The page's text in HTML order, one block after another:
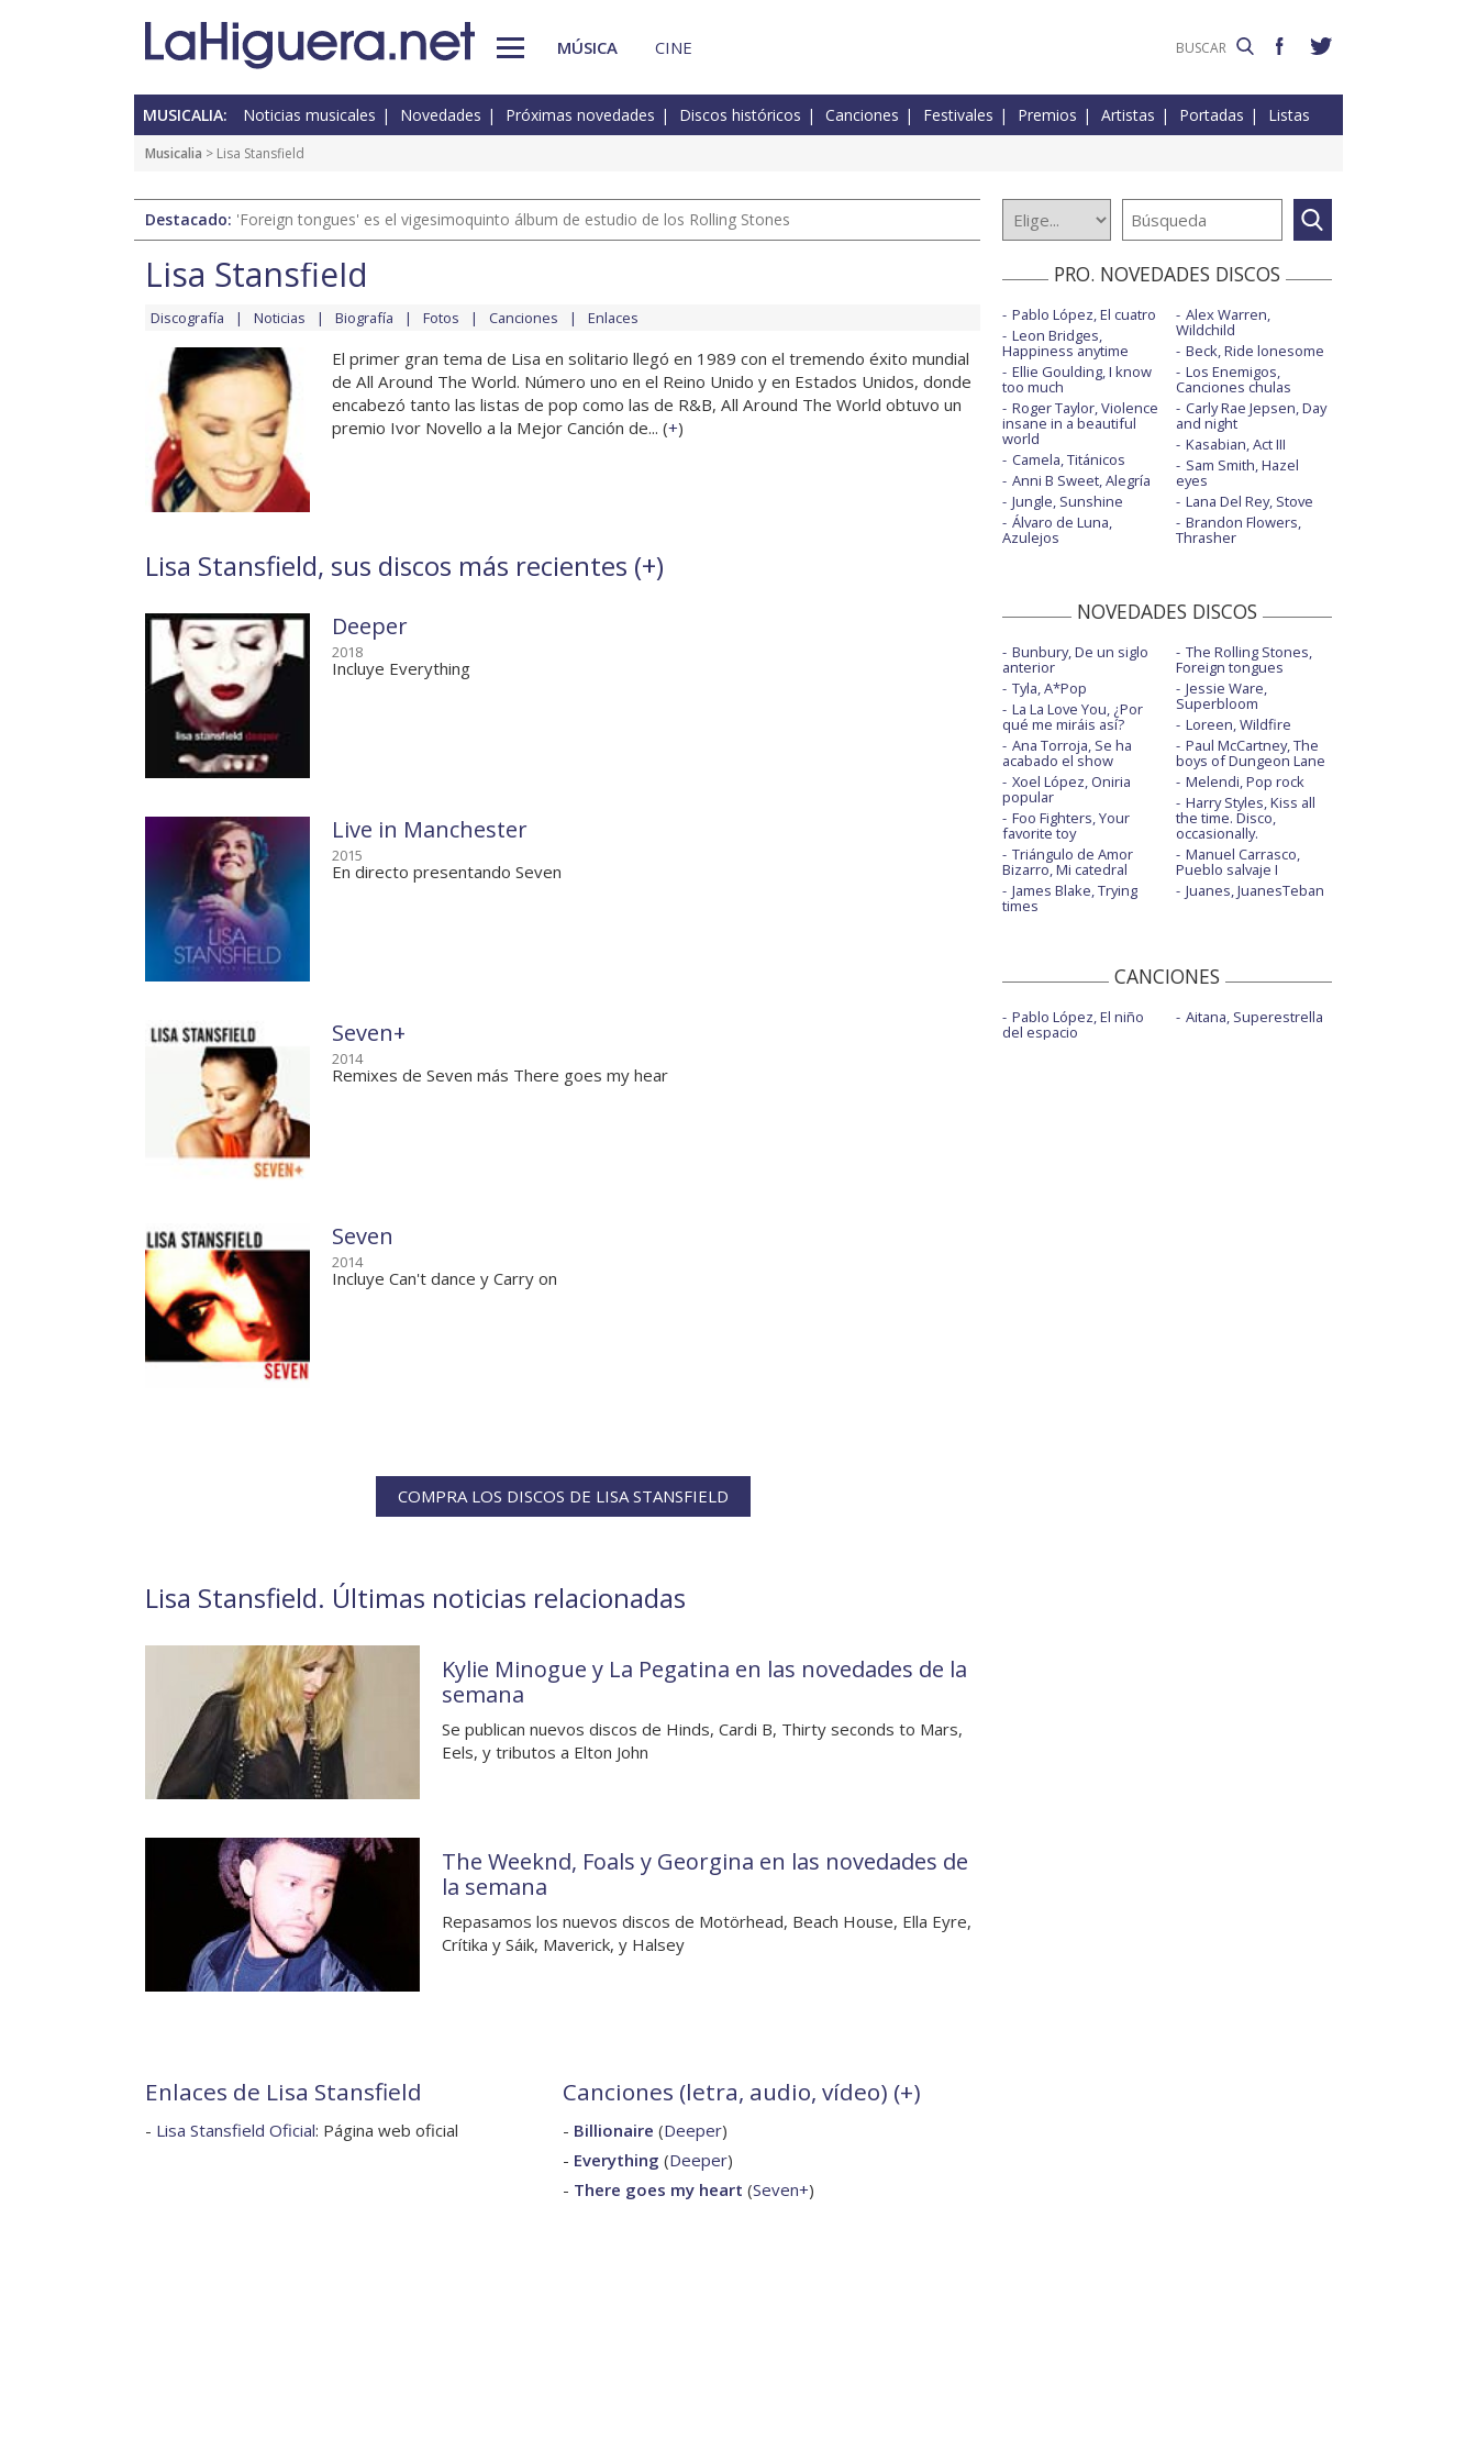
MÚSICA CINE
MUSICALIA: Noticias musicales Novedades Próximas novedades Discos históricos Canciones Festivales Premios Artistas Portadas Listas
Musicalia > Lisa Stansfield
Destacado: 'Foreign tongues' es el vigesimoquinto álbum de estudio de los Rolling Stones
Lisa Stansfield
Discografía Noticias Biografía Fotos Canciones Enlaces
El primer gran tema de Lisa en solitario llegó en 1989 con el tremendo éxito mundial
de All Around The World. Número uno en el Reino Unido y en Estados Unidos, donde
encabezó tanto las listas de pop como las de R&B, All Around The World obtuvo un
premio Ivor Novello a la Mejor Canción de... (+)
Lisa Stansfield, sus discos más recientes (+)
Deeper
2018
Incluye Everything
Live in Manchester
2015
En directo presentando Seven
Seven+
2014
Remixes de Seven más There goes my hear
Seven
2014
Incluye Can't dance y Carry on
COMPRA LOS DISCOS DE LISA STANSFIELD
Lisa Stansfield. Últimas noticias relacionadas
Kylie Minogue y La Pegatina en las novedades de la
semana
Se publican nuevos discos de Hinds, Cardi B, Thirty seconds to Mars,
Eels, y tributos a Elton John
The Weeknd, Foals y Georgina en las novedades de
la semana
Repasamos los nuevos discos de Motörhead, Beach House, Ella Eyre,
Crítika y Sáik, Maverick, y Halsey
Enlaces de Lisa Stansfield
- Lisa Stansfield Oficial: Página web oficial
Canciones (letra, audio, vídeo) (+)
- Billionaire (Deeper)
- Everything (Deeper)
- There goes my heart (Seven+)
PRO. NOVEDADES DISCOS
Pablo López, El cuatro
Leon Bridges,
Happiness anytime
Ellie Goulding, I know
too much
Roger Taylor, Violence
insane in a beautiful
world
Camela, Titánicos
Anni B Sweet, Alegría
Jungle, Sunshine
Álvaro de Luna,
Azulejos
Alex Warren,
Wildchild
Beck, Ride lonesome
Los Enemigos,
Canciones chulas
Carly Rae Jepsen, Day
and night
Kasabian, Act III
Sam Smith, Hazel
eyes
Lana Del Rey, Stove
Brandon Flowers,
Thrasher
NOVEDADES DISCOS
Bunbury, De un siglo
anterior
Tyla, A*Pop
La La Love You, ¿Por
qué me miráis así?
Ana Torroja, Se ha
acabado el show
Xoel López, Oniria
popular
Foo Fighters, Your
favorite toy
Triángulo de Amor
Bizarro, Mi catedral
James Blake, Trying
times
The Rolling Stones,
Foreign tongues
Jessie Ware,
Superbloom
Loreen, Wildfire
Paul McCartney, The
boys of Dungeon Lane
Melendi, Pop rock
Harry Styles, Kiss all
the time. Disco,
occasionally.
Manuel Carrasco,
Pueblo salvaje I
Juanes, JuanesTeban
CANCIONES
Pablo López, El niño
del espacio
Aitana, Superestrella